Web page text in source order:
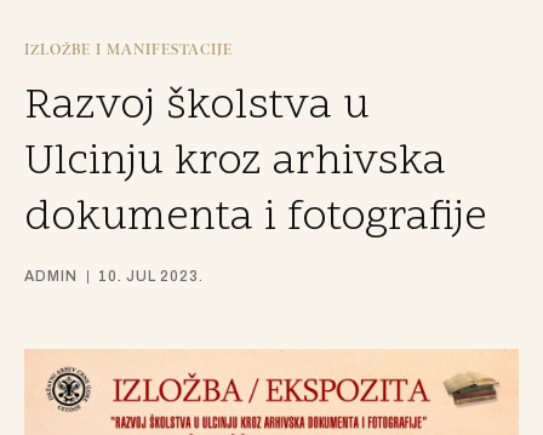
IZLOŽBE I MANIFESTACIJE
Razvoj školstva u
Ulcinju kroz arhivska
dokumenta i fotografije
ADMIN 10. JUL 2023.